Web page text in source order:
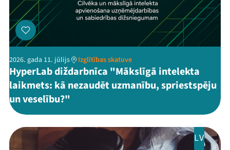
2026. gada 11. jūlijs Izglītības skatuve
HyperLab diždarbnīca "Mākslīgā intelekta
laikmets: kā nezaudēt uzmanību, spriestspēju
un veselību?"
LV